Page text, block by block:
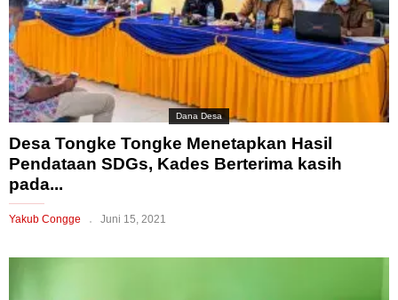
Dana Desa
Desa Tongke Tongke Menetapkan Hasil
Pendataan SDGs, Kades Berterima kasih
pada...
Yakub Congge Juni 15, 2021